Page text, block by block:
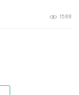
1588